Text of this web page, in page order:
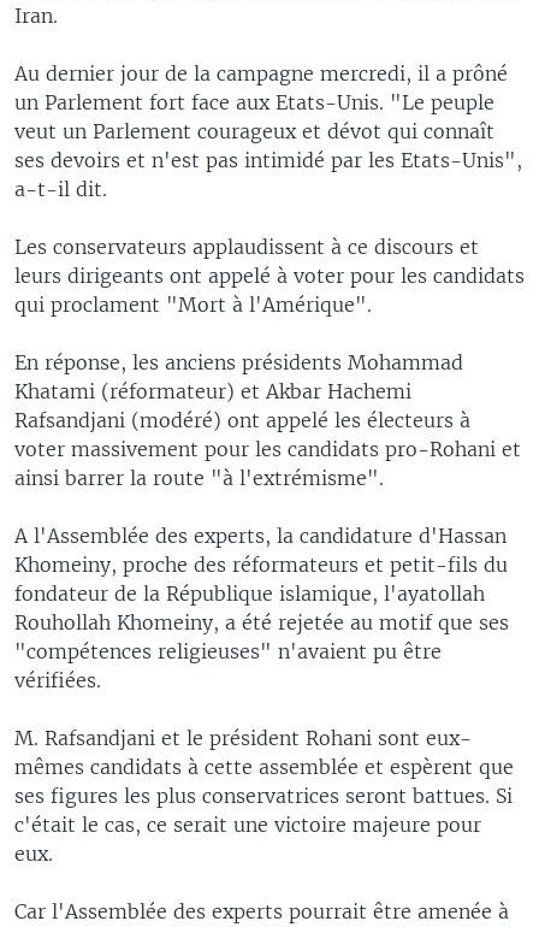
Iran.
Au dernier jour de la campagne mercredi, il a prôné
un Parlement fort face aux Etats-Unis. "Le peuple
veut un Parlement courageux et dévot qui connaît
ses devoirs et n'est pas intimidé par les Etats-Unis",
a-t-il dit.
Les conservateurs applaudissent à ce discours et
leurs dirigeants ont appelé à voter pour les candidats
qui proclament "Mort à l'Amérique".
En réponse, les anciens présidents Mohammad
Khatami (réformateur) et Akbar Hachemi
Rafsandjani (modéré) ont appelé les électeurs à
voter massivement pour les candidats pro-Rohani et
ainsi barrer la route "à l'extrémisme".
A l'Assemblée des experts, la candidature d'Hassan
Khomeiny, proche des réformateurs et petit-fils du
fondateur de la République islamique, l'ayatollah
Rouhollah Khomeiny, a été rejetée au motif que ses
"compétences religieuses" n'avaient pu être
vérifiées.
M. Rafsandjani et le président Rohani sont eux-
mêmes candidats à cette assemblée et espèrent que
ses figures les plus conservatrices seront battues. Si
c'était le cas, ce serait une victoire majeure pour
eux.
Car l'Assemblée des experts pourrait être amenée à